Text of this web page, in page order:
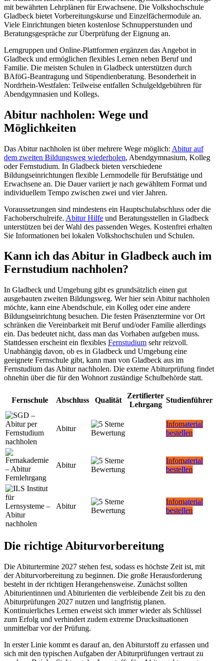
mit bewährten Lehrplänen für Erwachsene. Die Volkshochschule
Gladbeck bietet Vorbereitungskurse und Einzelfächermodule an.
Viele Einrichtungen bieten kostenlose Schnupperstunden und
Beratungsgespräche zur Überprüfung der Eignung an.
Lerngruppen und Online-Plattformen ergänzen das Angebot in
Gladbeck und ermöglichen flexibles Lernen neben Beruf und
Familie. Die meisten Schulen in Gladbeck unterstützen durch
BAföG-Beantragung und Stipendienberatung. Besonderheit in
Nordrhein-Westfalen: Teilweise entfallen Schulgeldgebühren für
Abendgymnasien und Kollegs.
Abitur nachholen: Wege und
Möglichkeiten
Das Abitur nachholen ist über mehrere Wege möglich: Abitur auf
dem zweiten Bildungsweg wiederholen, Abendgymnasium, Kolleg
oder Fernstudium. In Gladbeck bieten verschiedene
Bildungseinrichtungen flexible Lernmodelle für Berufstätige und
Erwachsene an. Die Dauer variiert je nach gewähltem Format und
individuellem Tempo zwischen zwei und vier Jahren.
Voraussetzungen sind mindestens ein Hauptschulabschluss oder die
Fachoberschulreife. Abitur Hilfe und Beratungsstellen in Gladbeck
unterstützen bei der Wahl des passenden Weges. Kostenfrei erhalten
Sie Informationen bei lokalen Volkshochschulen und Schulen.
Kann ich das Abitur in Gladbeck auch im
Fernstudium nachholen?
In Gladbeck und Umgebung gibt es grundsätzlich einen gut
ausgebauten zweiten Bildungsweg. Wer hier sein Abitur nachholen
möchte, kann eine Abendschule, ein Kolleg oder eine andere
Bildungseinrichtung besuchen. Die festen Präsenztermine vor Ort
schränken die Vereinbarkeit mit Beruf und/oder Familie allerdings
ein. Das bedeutet nicht, dass man das Vorhaben aufgeben muss.
Stattdessen erscheint ein flexibles Fernstudium sehr reizvoll.
Unabhängig davon, ob es in Gladbeck und Umgebung eine
geeignete Fernschule gibt, kann man von Gladbeck aus im
Fernstudium das Abitur nachholen. Die externe Abiturprüfung findet
ohnehin über die für den Wohnort zuständige Schulbehörde statt.
Fernschule Abschluss Qualität
Zertifierter
Lehrgang
Studienführer
Abitur
Infomaterial
bestellen
Abitur
Infomaterial
bestellen
Abitur
Infomaterial
bestellen
Die richtige Abiturvorbereitung
Die Abiturtermine 2027 stehen fest, sodass es höchste Zeit ist, mit
der Abiturvorbereitung zu beginnen. Die große Herausforderung
besteht in der richtigen Herangehensweise. Zunächst sollten
Abiturientinnen und Abiturienten die verbleibende Zeit bis zu den
Abiturprüfungen 2027 nutzen und langfristig planen.
Kontinuierliches Lernen erweist sich immer wieder als Schlüssel
zum Erfolg und verhindert zudem extreme Drucksituationen
unmittelbar vor der Prüfung.
In erster Linie kommt es darauf an, den Abiturstoff zu erfassen und
sich mit den typischen Aufgaben der Abiturprüfungen vertraut zu